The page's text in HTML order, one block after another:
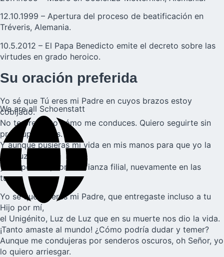
12.10.1999 – Apertura del proceso de beatificación en
Tréveris, Alemania.
10.5.2012 – El Papa Benedicto emite el decreto sobre las
virtudes en grado heroico.
Su oración preferida
Yo sé que Tú eres mi Padre en cuyos brazos estoy
cobijado.
No te pregunto cómo me conduces. Quiero seguirte sin
preocupaciones.
Y aunque pusieras mi vida en mis manos para que yo la
conduzca,
yo la pondría, con confianza filial, nuevamente en las
tuyas.
Yo sé que Tú eres mi Padre, que entregaste incluso a tu
Hijo por mí,
el Unigénito, Luz de Luz que en su muerte nos dio la vida.
¡Tanto amaste al mundo! ¿Cómo podría dudar y temer?
Aunque me condujeras por senderos oscuros, oh Señor, yo
lo quiero arriesgar.
We are all Schoenstatt